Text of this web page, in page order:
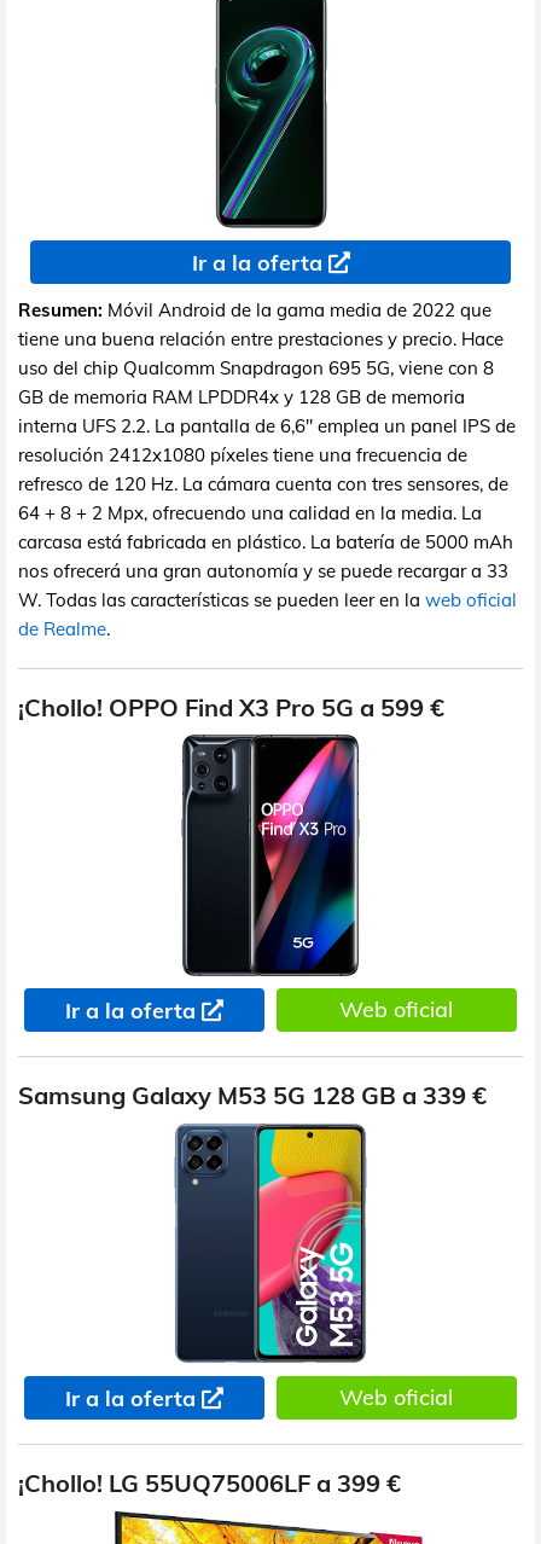
Ir a la oferta
Resumen: Móvil Android de la gama media de 2022 que
tiene una buena relación entre prestaciones y precio. Hace
uso del chip Qualcomm Snapdragon 695 5G, viene con 8
GB de memoria RAM LPDDR4x y 128 GB de memoria
interna UFS 2.2. La pantalla de 6,6" emplea un panel IPS de
resolución 2412x1080 píxeles tiene una frecuencia de
refresco de 120 Hz. La cámara cuenta con tres sensores, de
64 + 8 + 2 Mpx, ofrecuendo una calidad en la media. La
carcasa está fabricada en plástico. La batería de 5000 mAh
nos ofrecerá una gran autonomía y se puede recargar a 33
W. Todas las características se pueden leer en la web oficial
de Realme.
¡Chollo! OPPO Find X3 Pro 5G a 599 €
Ir a la oferta Web oficial
Samsung Galaxy M53 5G 128 GB a 339 €
Ir a la oferta Web oficial
¡Chollo! LG 55UQ75006LF a 399 €